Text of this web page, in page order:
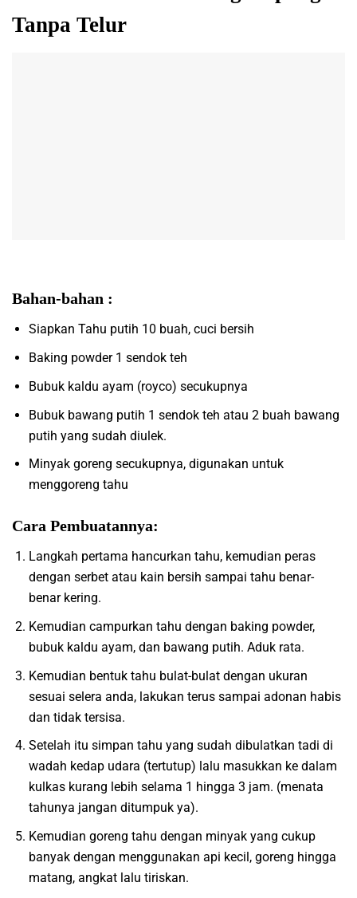
Tanpa Telur
Bahan-bahan :
Siapkan Tahu putih 10 buah, cuci bersih
Baking powder 1 sendok teh
Bubuk kaldu ayam (royco) secukupnya
Bubuk bawang putih 1 sendok teh atau 2 buah bawang
putih yang sudah diulek.
Minyak goreng secukupnya, digunakan untuk
menggoreng tahu
Cara Pembuatannya:
Langkah pertama hancurkan tahu, kemudian peras
dengan serbet atau kain bersih sampai tahu benar-
benar kering.
Kemudian campurkan tahu dengan baking powder,
bubuk kaldu ayam, dan bawang putih. Aduk rata.
Kemudian bentuk tahu bulat-bulat dengan ukuran
sesuai selera anda, lakukan terus sampai adonan habis
dan tidak tersisa.
Setelah itu simpan tahu yang sudah dibulatkan tadi di
wadah kedap udara (tertutup) lalu masukkan ke dalam
kulkas kurang lebih selama 1 hingga 3 jam. (menata
tahunya jangan ditumpuk ya).
Kemudian goreng tahu dengan minyak yang cukup
banyak dengan menggunakan api kecil, goreng hingga
matang, angkat lalu tiriskan.